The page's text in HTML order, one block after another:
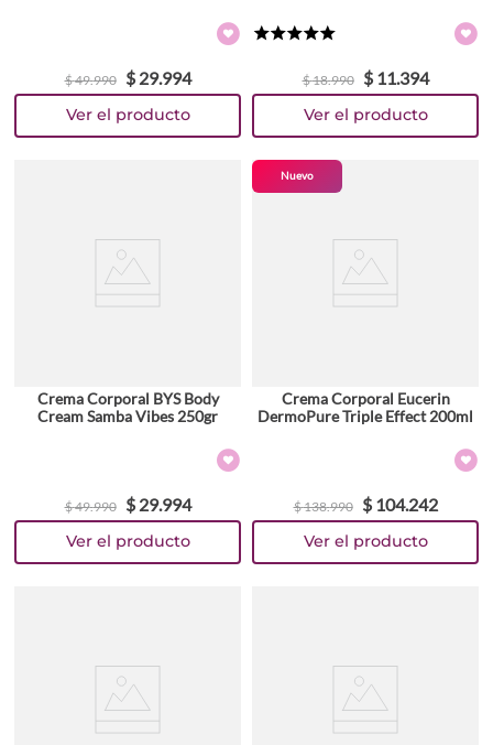
$49.990 $ 29.994 $18.990 $ 11.394
Crema Corporal BYS Body
Cream Samba Vibes 250gr
$49.990 $ 29.994
Nuevo
Crema Corporal Eucerin
DermoPure Triple Effect 200ml
$138.990 $ 104.242